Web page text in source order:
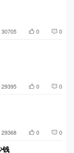
30705 0 0
29395 0 0
29368 0 0
钱